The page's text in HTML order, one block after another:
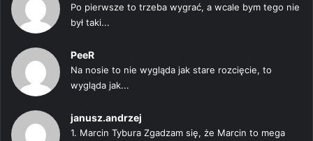
Po pierwsze to trzeba wygrać, a wcale bym tego nie
był taki...
PeeR
Na nosie to nie wygląda jak stare rozcięcie, to
wygląda jak...
janusz.andrzej
1. Marcin Tybura Zgadzam się, że Marcin to mega